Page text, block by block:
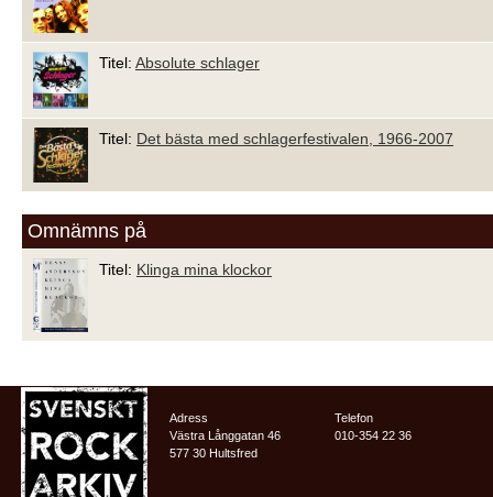
Titel: Absolute schlager
Titel: Det bästa med schlagerfestivalen, 1966-2007
Omnämns på
Titel: Klinga mina klockor
Adress
Västra Långgatan 46
577 30 Hultsfred
Telefon
010-354 22 36